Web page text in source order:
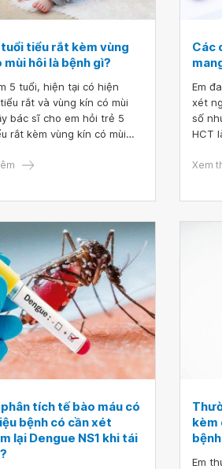
tiểu rắt kèm vùng
mùi hôi là bệnh gì?
5 tuổi, hiện tại có hiện
rắt và vùng kín có mùi
bác sĩ cho em hỏi trẻ 5
rắt kèm vùng kín có mùi
khoa nào và cần làm xét
Các
Em
xét
số
HCT
bạch
cho
Xem
tích tế bào máu có
bệnh có cần xét
lại Dengue NS1 khi tái
kèm
Em